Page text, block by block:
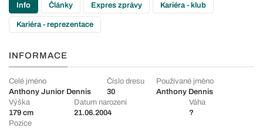
Info Články Expres zprávy Kariéra - klub
Kariéra - reprezentace
INFORMACE
Celé jméno
Anthony Junior Dennis
Číslo dresu
30
Používané jméno
Anthony Dennis
Výška
179 cm
Datum narození
21.06.2004
Váha
?
Pozice